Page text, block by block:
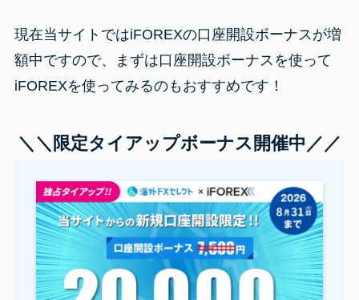
現在当サイトではiFOREXの口座開設ボーナスが増
額中ですので、まずは口座開設ボーナスを使って
iFOREXを使ってみるのもおすすめです！
＼＼限定タイアップボーナス開催中 ／／